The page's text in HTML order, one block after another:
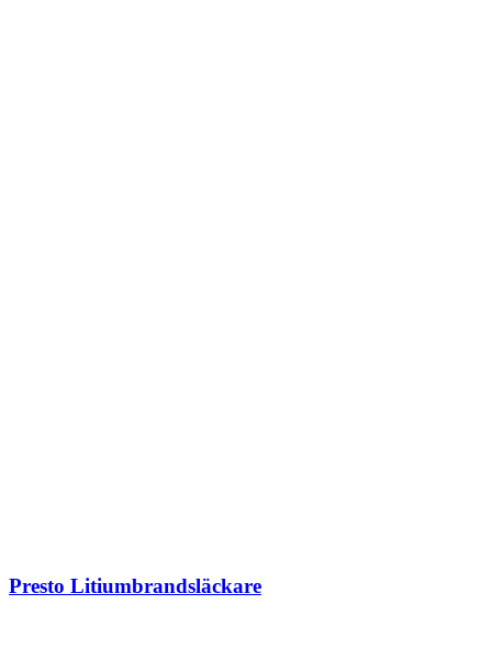
Presto Litiumbrandsläckare